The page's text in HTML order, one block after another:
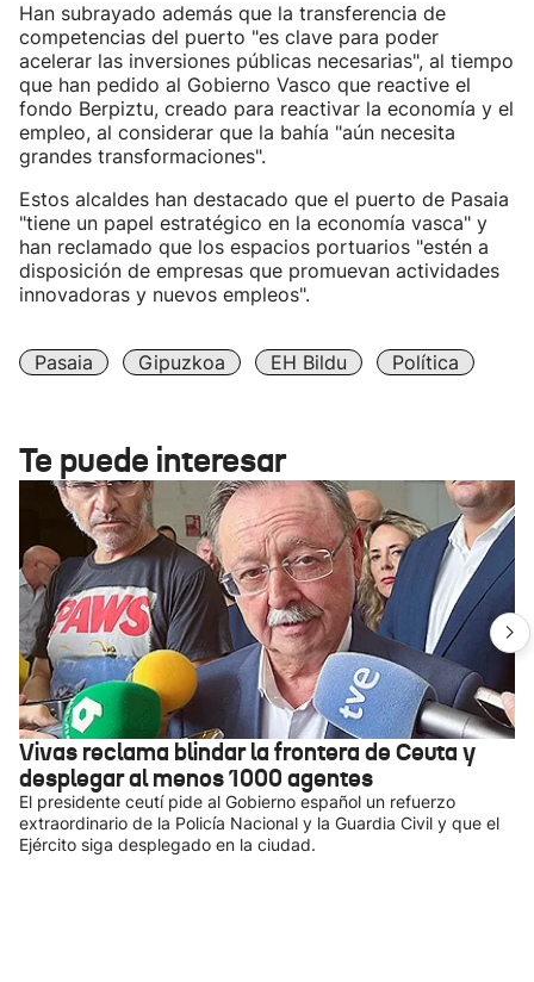
Han subrayado además que la transferencia de
competencias del puerto "es clave para poder
acelerar las inversiones públicas necesarias", al tiempo
que han pedido al Gobierno Vasco que reactive el
fondo Berpiztu, creado para reactivar la economía y el
empleo, al considerar que la bahía "aún necesita
grandes transformaciones".
Estos alcaldes han destacado que el puerto de Pasaia
"tiene un papel estratégico en la economía vasca" y
han reclamado que los espacios portuarios "estén a
disposición de empresas que promuevan actividades
innovadoras y nuevos empleos".
Pasaia Gipuzkoa EH Bildu Política
Te puede interesar
Vivas reclama blindar la frontera de Ceuta y
desplegar al menos 1000 agentes
El presidente ceutí pide al Gobierno español un refuerzo
extraordinario de la Policía Nacional y la Guardia Civil y que el
Ejército siga desplegado en la ciudad.